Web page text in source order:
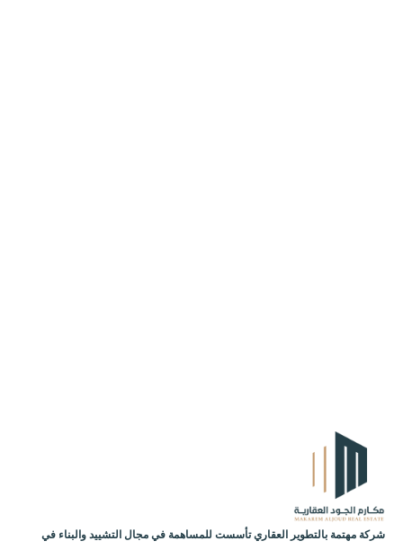
شركة مهتمة بالتطوير العقاري تأسست للمساهمة في مجال التشييد والبناء في